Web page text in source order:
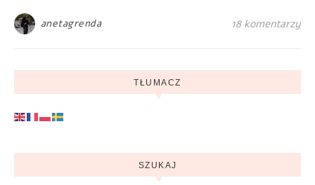
anetagrenda 18 komentarzy
TŁUMACZ
SZUKAJ